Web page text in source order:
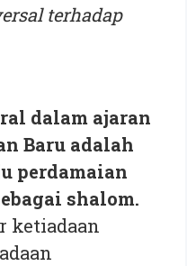
terhadap
dalam ajaran
Baru adalah
perdamaian
shalom.
ketiadaan